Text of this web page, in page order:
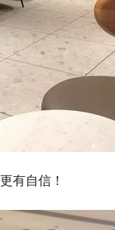
有自信！